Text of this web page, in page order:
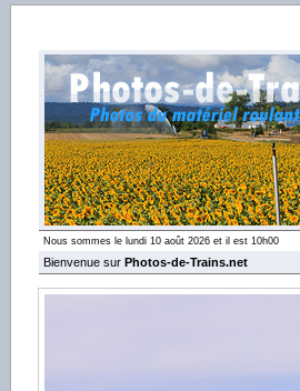
Nous sommes le lundi 10 août 2026 et il est 10h00
Bienvenue sur Photos-de-Trains.net